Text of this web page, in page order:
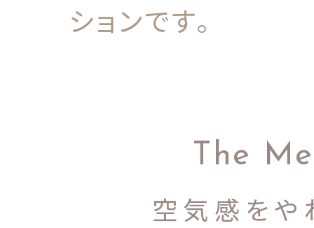
ションです。
The
空気感をや